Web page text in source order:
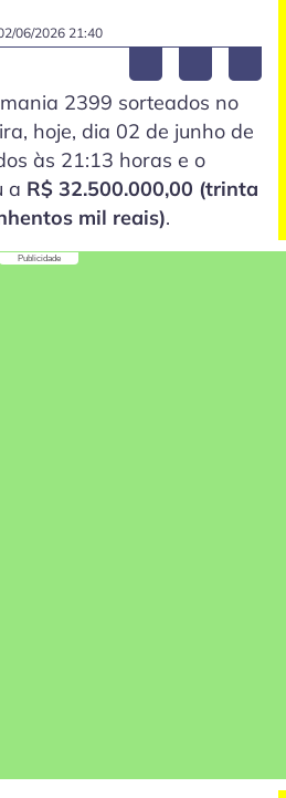
06/2026 21:40
2399 sorteados no
hoje, dia 02 de junho de
às 21:13 horas e o
a R$ 32.500.000,00 (trinta
mil reais).
Publicidade